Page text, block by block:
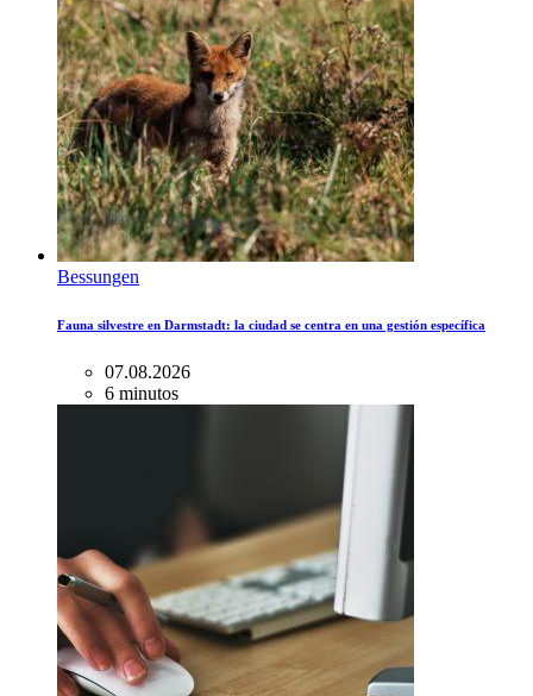
Bessungen
Fauna silvestre en Darmstadt: la ciudad se centra en una gestión específica
07.08.2026
6 minutos